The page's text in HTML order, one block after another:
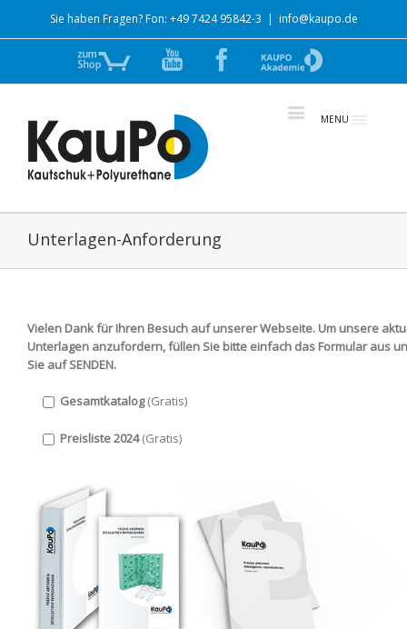
Sie haben Fragen? Fon: +49 7424 95842-3 | info@kaupo.de
Zum
Shop
YouTube Facebook
zur
Akademie
MENU
Unterlagen-Anforderung
Vielen Dank für Ihren Besuch auf unserer Webseite. Um unsere
Unterlagen anzufordern, füllen Sie bitte einfach das Formular aus
Sie auf SENDEN.
Gesamtkatalog(Gratis)
Preisliste 2024(Gratis)